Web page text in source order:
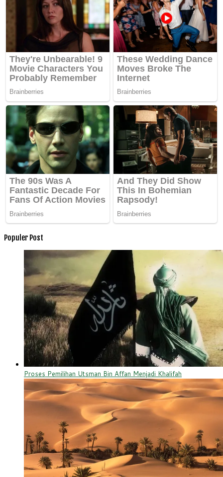
Populer Post
Proses Pemilihan Utsman Bin Affan Menjadi Khalifah